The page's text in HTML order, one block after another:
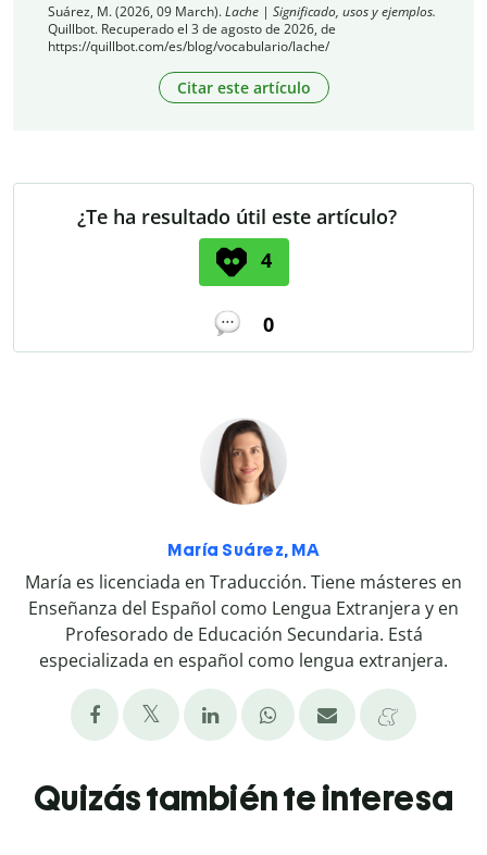
Suárez, M. (2026, 09 March).Lache | Significado, usos y ejemplos.
Quillbot. Recuperado el 3 de agosto de 2026, de
https://quillbot.com/es/blog/vocabulario/lache/
Citar este artículo
¿Te ha resultado útil este artículo?
4
0
María Suárez, MA
María es licenciada en Traducción. Tiene másteres en
Enseñanza del Español como Lengua Extranjera y en
Profesorado de Educación Secundaria. Está
especializada en español como lengua extranjera.
Quizás también te interesa